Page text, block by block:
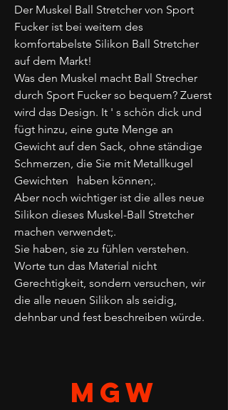
Der Muskel Ball Stretcher von Sport
Fucker ist bei weitem des
komfortabelste Silikon Ball Stretcher
auf dem Markt!
Was den Muskel macht Ball Strecher
durch Sport Fucker so bequem? Zuerst
wird das Design. It ' s schön dick und
fügt hinzu, eine gute Menge an
Gewicht auf den Sack, ohne ständige
Schmerzen, die Sie mit Metallkugel
Gewichten haben können;.
Aber noch wichtiger ist die alles neue
Silikon dieses Muskel-Ball Stretcher
machen verwendet;.
Sie haben, sie zu fühlen verstehen.
Worte tun das Material nicht
Gerechtigkeit, sondern versuchen, wir
die alle neuen Silikon als seidig,
dehnbar und fest beschreiben würde.
MGW